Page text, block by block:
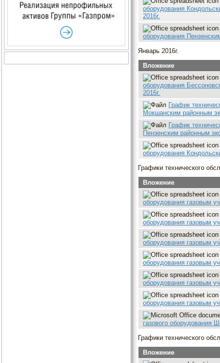
оборудования
2016г.
оборудования
Январь 2016г.
Вложение
оборудования
2016г.
График
Мокшанским районным
График
Пензенским районным
оборудования
Графики технического
Вложение
оборудования газовым
оборудования газовым
оборудования газовым
оборудования газовым
оборудования газовым
оборудования газовым
газового оборудования
Графики технического
Вложение